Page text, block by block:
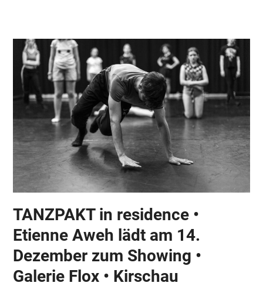
menu
menu
TANZPAKT in residence •
Etienne Aweh lädt am 14.
Dezember zum Showing •
Galerie Flox • Kirschau